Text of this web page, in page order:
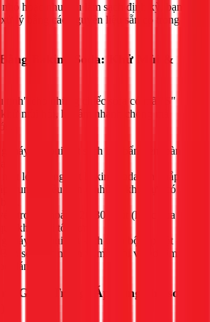
hoặc nhu cầu làm sạch định kỳ, bạn
xử lý bằng các nguyên liệu sẵn có trong
Bằng Baking Soda: Khử Mùi &
tinh" cho những chiếc sofa có mã "S"
mùi hôi, hút ẩm nhanh chóng mà
máy hút bụi hút sạch bụi bẩn trên toàn
lớp mỏng bột baking soda lên khắp
trung nhiều hơn ở những khu vực có
trong khoảng 20-30 phút (hoặc qua
khử mùi tốt hơn).
máy hút bụi hút sạch toàn bộ lớp bột
Bạn sẽ ngạc nhiên vì mùi hôi và hơi ẩm
đáng kể.
Giấm Trắng (Áp dụng cho sofa